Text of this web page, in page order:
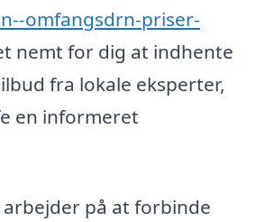
omfangsdrn-priser-
nemt for dig at indhente
fra lokale eksperter,
en informeret
på at forbinde